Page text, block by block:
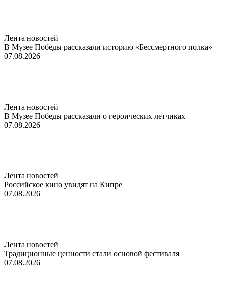
Лента новостей
В Музее Победы рассказали историю «Бессмертного полка»
07.08.2026
Лента новостей
В Музее Победы рассказали о героических летчиках
07.08.2026
Лента новостей
Российское кино увидят на Кипре
07.08.2026
Лента новостей
Традиционные ценности стали основой фестиваля
07.08.2026